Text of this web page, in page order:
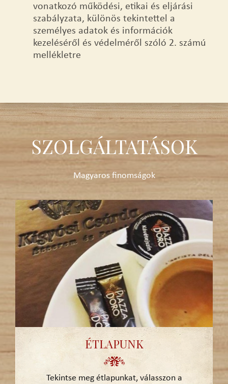
vonatkozó működési, etikai és eljárási
szabályzata, különös tekintettel a
személyes adatok és információk
kezeléséről és védelméről szóló 2. számú
mellékletre
SZOLGÁLTATÁSOK
Magyaros finomságok
ÉTLAPUNK
Tekintse meg étlapunkat, válasszon a